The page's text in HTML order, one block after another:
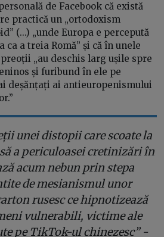
de Facebook că există
practică un „ortodoxism
(...) „unde Europa e percepută
ca a treia Romă” și că în unele
„au deschis larg ușile spre
și furibund în ele pe
deșănțați ai antieuropenismului
unei distopii care scoate la
a periculoasei cretinizări în
acum nebun prin stepa
de mesianismul unor
rusesc ce hipnotizează
vulnerabili, victime ale
pe TikTok-ul chinezesc” -